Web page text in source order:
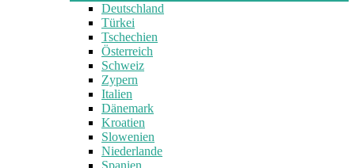
Deutschland
Türkei
Tschechien
Österreich
Schweiz
Zypern
Italien
Dänemark
Kroatien
Slowenien
Niederlande
Spanien